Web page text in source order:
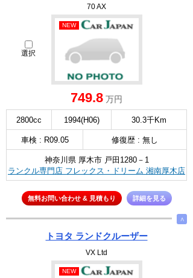
70 AX
選択
NEW
749.8 万円
2800cc 1994(H06) 30.3千Km
車検 : R09.05 修復歴 : 無し
神奈川県 厚木市 戸田1280－1
ランクル専門店 フレックス・ドリーム 湘南厚木店
無料お問い合わせ & 見積もり 詳細を見る
∧
トヨタ ランドクルーザー
VX Ltd
NEW